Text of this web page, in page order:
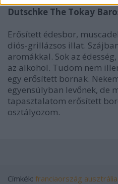
Dutschke The Tokay
Erősített édesbor,
diós-grillázsos illat.
aromákkal. Sok az
az alkohol. Tudom nem
egy erősített bornak.
egyensúlyban levőnek, de
tapasztalatom erősített
osztályozom.
Címkék: franciaország ausztrália